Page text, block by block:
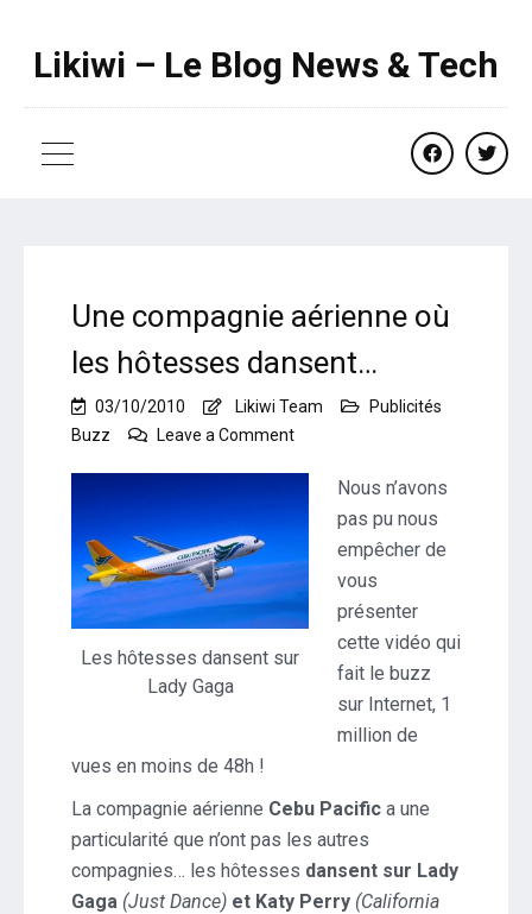
Likiwi – Le Blog News & Tech
facebook
Une compagnie aérienne où
les hôtesses dansent…
03/10/2010 Likiwi Team
Publicités
Buzz
Leave a Commenton
compagnie
les
hôtesses
dansent…
Les hôtesses dansent sur
Lady Gaga
Nous n’avons
pas pu nous
empêcher de
vous
présenter
cette vidéo qui
fait le buzz
sur Internet, 1
million de
vues en moins de 48h !
La compagnie aérienne Cebu Pacific a une
particularité que n’ont pas les autres
compagnies… les hôtesses dansent sur Lady
Gaga (Just Dance) et Katy Perry (California